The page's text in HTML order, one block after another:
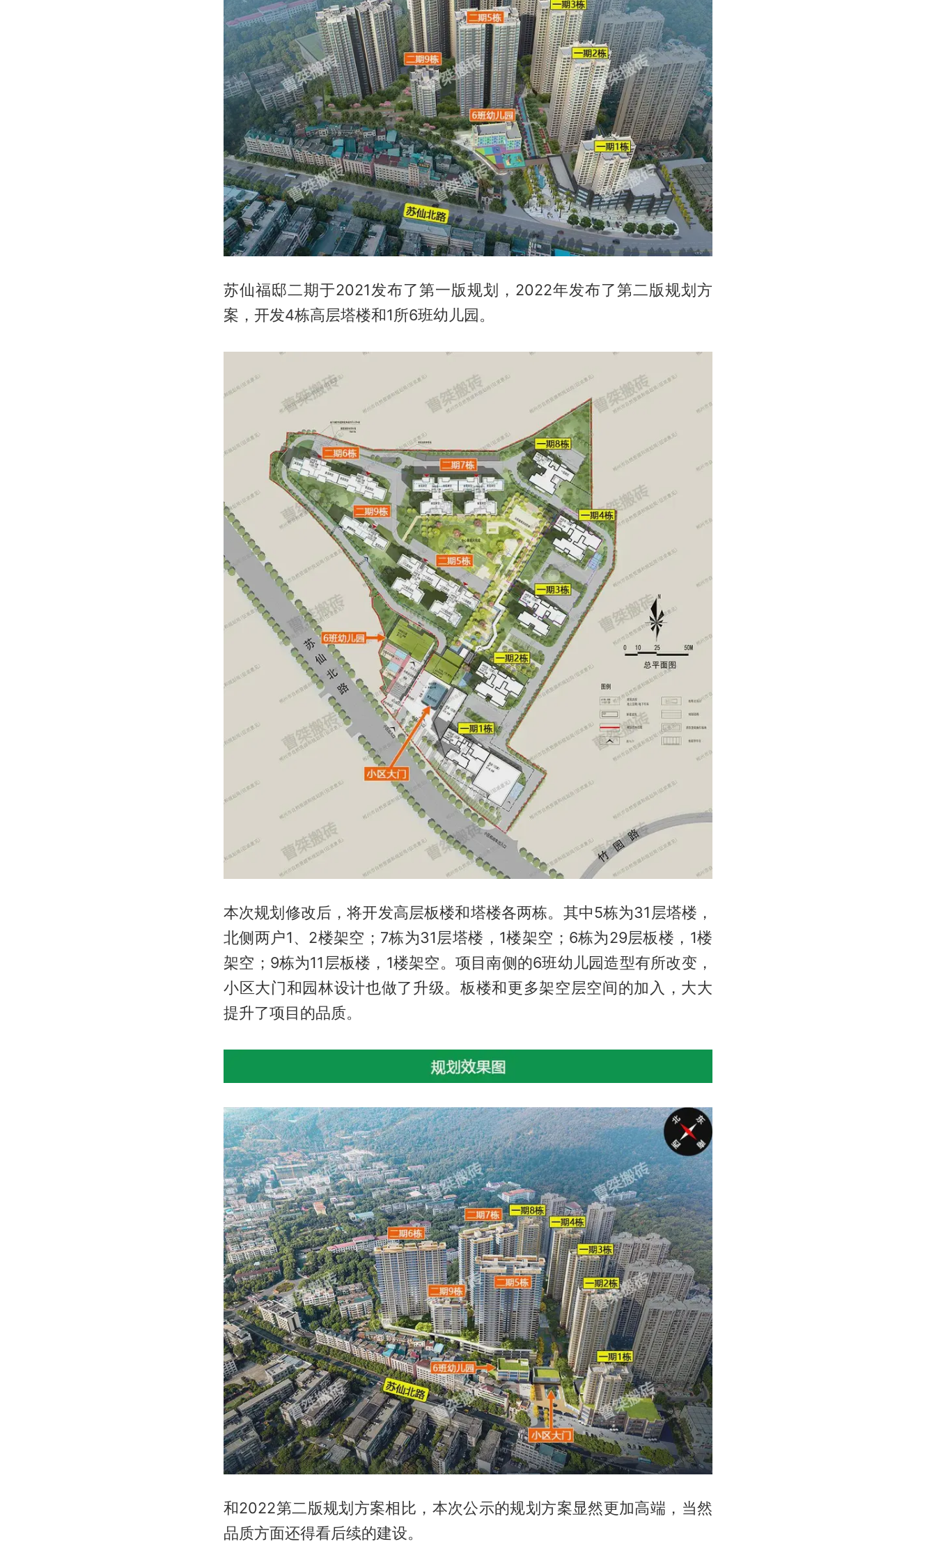
苏仙福邸二期于2021发布了第一版规划，2022年发布了第二版规划方
案，开发4栋高层塔楼和1所6班幼儿园。
本次规划修改后，将开发高层板楼和塔楼各两栋。其中5栋为31层塔楼，
北侧两户1、2楼架空；7栋为31层塔楼，1楼架空；6栋为29层板楼，1楼
架空；9栋为11层板楼，1楼架空。项目南侧的6班幼儿园造型有所改变，
小区大门和园林设计也做了升级。板楼和更多架空层空间的加入，大大
提升了项目的品质。
和2022第二版规划方案相比，本次公示的规划方案显然更加高端，当然
品质方面还得看后续的建设。